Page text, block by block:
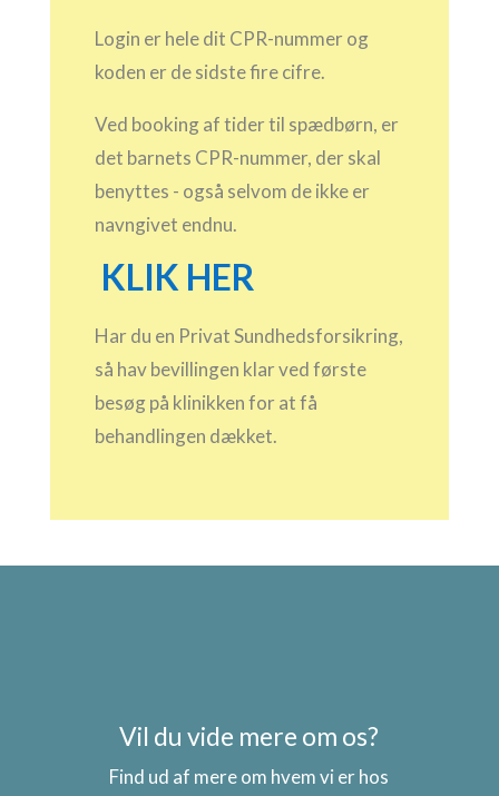
Login er hele dit CPR-nummer og
koden er de sidste fire cifre.
Ved booking af tider til spædbørn, er
det barnets CPR-nummer, der skal
benyttes - også selvom de ikke er
navngivet endnu.
KLIK HER
Har du en Privat Sundhedsforsikring,
så hav bevillingen klar ved første
besøg på klinikken for at få
behandlingen dækket.
Vil du vide mere om os?
Find ud af mere om hvem vi er hos